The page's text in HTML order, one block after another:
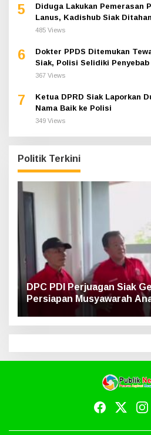
5
Diduga Lakukan Pemerasan
Lanus, Kadishub Siak
485 Views
6
Dokter PPDS Ditemukan
Siak, Polisi Selidiki
367 Views
7
Ketua DPRD Siak Laporkan
Nama Baik ke Polisi
349 Views
Politik Terkini
DPC PDI Perjuagan Siak
Persiapan Musyawarah